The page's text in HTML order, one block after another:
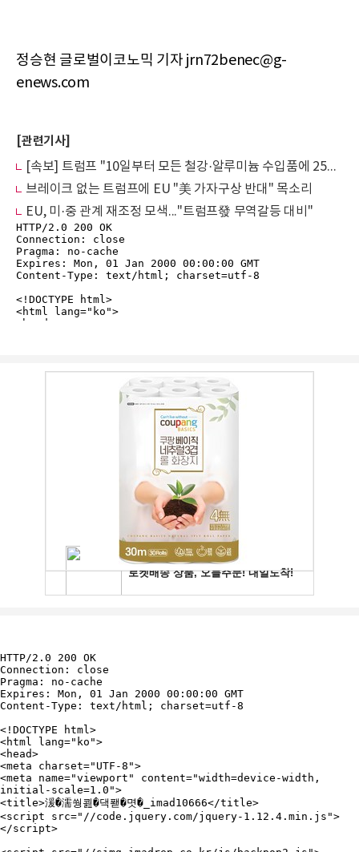
정승현 글로벌이코노믹 기자 jrn72benec@g-
enews.com
[관련기사]
[속보] 트럼프 "10일부터 모든 철강·알루미늄 수입품에 25% 관세 부과"
브레이크 없는 트럼프에 EU "美 가자구상 반대" 목소리
EU, 미·중 관계 재조정 모색..."트럼프發 무역갈등 대비"